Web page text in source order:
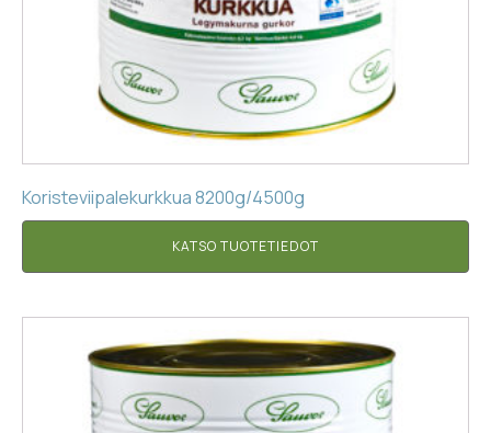
Koristeviipalekurkkua 8200g/4500g
KATSO TUOTETIEDOT